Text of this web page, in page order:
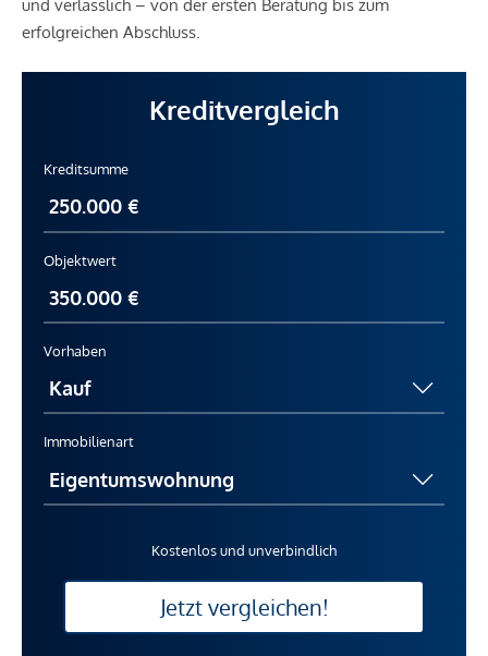
und verlässlich – von der ersten Beratung bis zum
erfolgreichen Abschluss.
Kreditvergleich
Kreditsumme
Objektwert
Vorhaben
Immobilienart
Kostenlos und unverbindlich
Jetzt vergleichen!